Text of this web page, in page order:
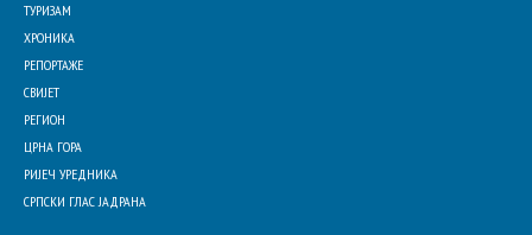
ТУРИЗАМ
ХРОНИКА
РЕПОРТАЖЕ
СВИЈЕТ
РЕГИОН
ЦРНА ГОРА
РИЈЕЧ УРЕДНИКА
СРПСКИ ГЛАС ЈАДРАНА